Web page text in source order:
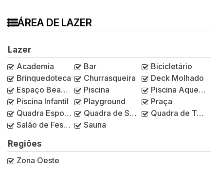
ÁREA DE LAZER
Lazer
Academia
Bar
Bicicletário
Brinquedoteca
Churrasqueira
Deck Molhado
Espaço Beauty
Piscina
Piscina Aquecida
Piscina Infantil
Playground
Praça
Quadra Esportiva
Quadra de Squash
Quadra de Tênis
Salão de Festas
Sauna
Regiões
Zona Oeste